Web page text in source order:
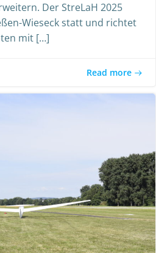
Der StreLaH 2025
Wieseck statt und richtet
mit […]
Read more